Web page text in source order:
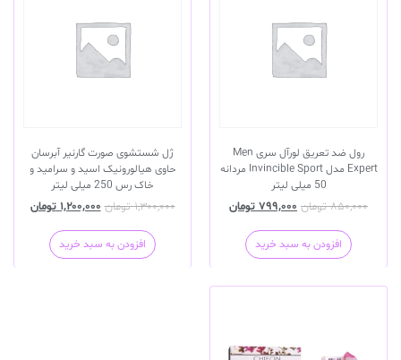
رول ضد تعریق لورآل سری Men
Expert مدل Invincible Sport مردانه
50 میلی لیتر
۸۵۰,۰۰۰ تومان ۷۹۹,۰۰۰ تومان
افزودن به سبد خرید
ژل شستشوی صورت گارنیر آبرسان
حاوی هیالورونیک اسید و سرامید و
خاک رس 250 میلی لیتر
۱,۳۰۰,۰۰۰ تومان ۱,۲۰۰,۰۰۰ تومان
افزودن به سبد خرید